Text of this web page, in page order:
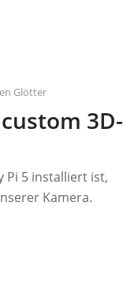
Glötter
3D-
Pi 5 installiert ist,
Kamera.